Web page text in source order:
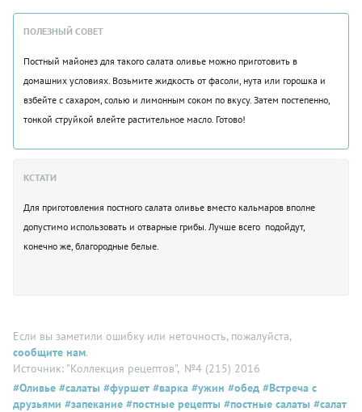
ПОЛЕЗНЫЙ СОВЕТ
Постный майонез для такого салата оливье можно приготовить в
домашних условиях. Возьмите жидкость от фасоли, нута или горошка и
взбейте с сахаром, солью и лимонным соком по вкусу. Затем постепенно,
тонкой струйкой влейте растительное масло. Готово!
КСТАТИ
Для приготовления постного салата оливье вместо кальмаров вполне
допустимо использовать и отварные грибы. Лучше всего подойдут,
конечно же, благородные белые.
Если вы заметили ошибку или неточность, пожалуйста,
сообщите нам.
Источник: "Коллекция рецептов", №4 (215) 2016
#Оливье #салаты #фуршет #варка #ужин #обед #Встреча с
друзьями #запекание #постные рецепты #постные салаты #салат